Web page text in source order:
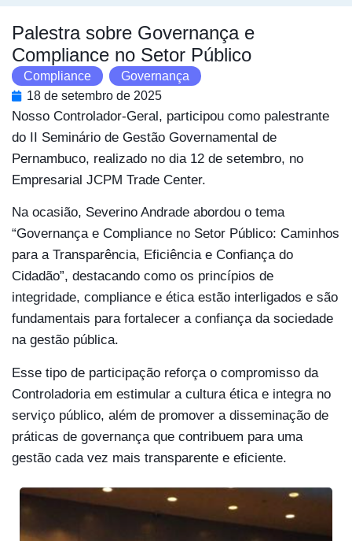
Palestra sobre Governança e
Compliance no Setor Público
Compliance
Governança
18 de setembro de 2025
Nosso Controlador-Geral, participou como palestrante
do II Seminário de Gestão Governamental de
Pernambuco, realizado no dia 12 de setembro, no
Empresarial JCPM Trade Center.
Na ocasião, Severino Andrade abordou o tema
“Governança e Compliance no Setor Público: Caminhos
para a Transparência, Eficiência e Confiança do
Cidadão”, destacando como os princípios de
integridade, compliance e ética estão interligados e são
fundamentais para fortalecer a confiança da sociedade
na gestão pública.
Esse tipo de participação reforça o compromisso da
Controladoria em estimular a cultura ética e integra no
serviço público, além de promover a disseminação de
práticas de governança que contribuem para uma
gestão cada vez mais transparente e eficiente.